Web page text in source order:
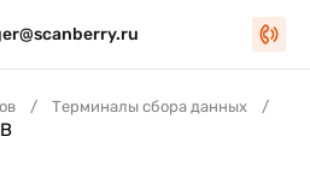
Терминалы сбора данных